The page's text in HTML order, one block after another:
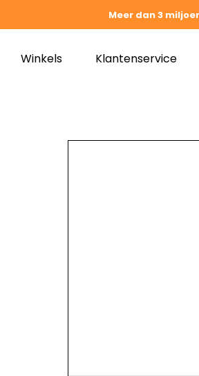
Meer dan 3
Winkels Klantenservice